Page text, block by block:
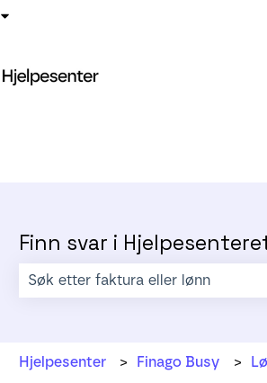
Vis undermeny for oversettelser
Finn svar i
Hjelpesenter Finago Busy